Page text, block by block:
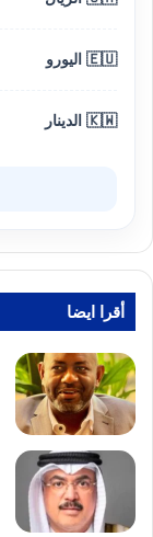
🇪🇺 اليورو
🇰🇼 الدينار
أقرا ايضا